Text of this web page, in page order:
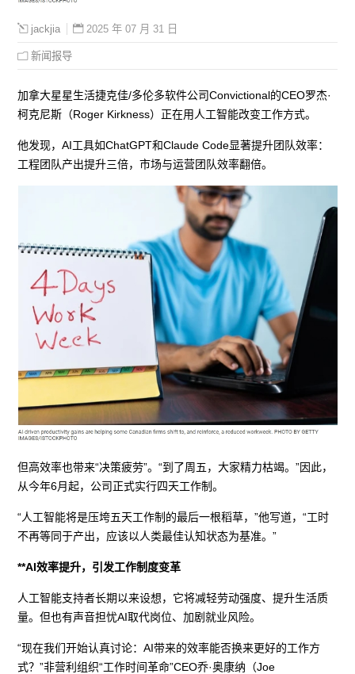
jackjia 2025 年 07 月 31 日
新闻报导
加拿大星星生活捷克佳/多伦多软件公司Convictional的CEO罗杰·
柯克尼斯（Roger Kirkness）正在用人工智能改变工作方式。
他发现，AI工具如ChatGPT和Claude Code显著提升团队效率：
工程团队产出提升三倍，市场与运营团队效率翻倍。
但高效率也带来“决策疲劳”。“到了周五，大家精力枯竭。”因此，
从今年6月起，公司正式实行四天工作制。
“人工智能将是压垮五天工作制的最后一根稻草，”他写道，“工时
不再等同于产出，应该以人类最佳认知状态为基准。”
**AI效率提升，引发工作制度变革
人工智能支持者长期以来设想，它将减轻劳动强度、提升生活质
量。但也有声音担忧AI取代岗位、加剧就业风险。
“现在我们开始认真讨论：AI带来的效率能否换来更好的工作方
式？”非营利组织“工作时间革命”CEO乔·奥康纳（Joe